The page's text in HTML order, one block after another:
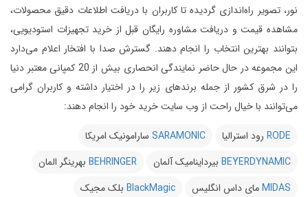
نور، تصویر راه‌اندازی گردیده تا کاربران با دریافت اطلاعات دقیق محصولات،
مشاهده قیمت و دریافت مشاوره رایگان قبل از خرید تجهیزات استودیویی،
بتوانند بهترین انتخاب را انجام دهند. گسترش صدا با افتخار اعلام می‌دارد
این مجموعه در حال حاضر نمایندگی انحصاری بیش از 20 کمپانی معتبر دنیا
را در شرق کشور از جمله برندهای زیر را در اختیار داشته و کاربران گرامی
می‌توانند با خیال راحت از وب سایت خرید خود را انجام دهند:
RODE رود استرالیا SARAMONIC سارامونیک امریکا
BEYERDYNAMIC بیرداینامیک آلمان BEHRINGER بهرینگر المان
MIDASمای داس انگلیس BlackMagic بلک مجیک